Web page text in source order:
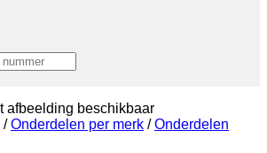
/ Onderdelen per merk / Onderdelen